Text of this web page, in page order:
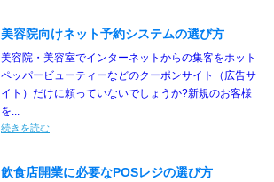
美容院向けネット予約システムの選び方
美容院・美容室でインターネットからの集客をホット
ペッパービューティーなどのクーポンサイト（広告サ
イト）だけに頼っていないでしょうか?新規のお客様
を...
続きを読む
飲食店開業に必要なPOSレジの選び方